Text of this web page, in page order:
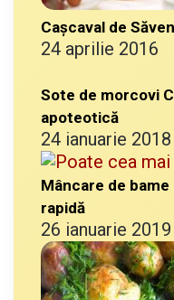
Cașcaval de
24 aprilie 2016
Sote de morcovi
apoteotică
24 ianuarie 2018
Mâncare de
rapidă
26 ianuarie 2019